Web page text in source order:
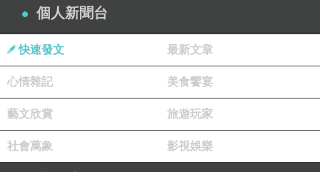
個人新聞台
快速發文 最新文章
心情雜記 美食饗宴
藝文欣賞 旅遊玩家
社會萬象 影視娛樂